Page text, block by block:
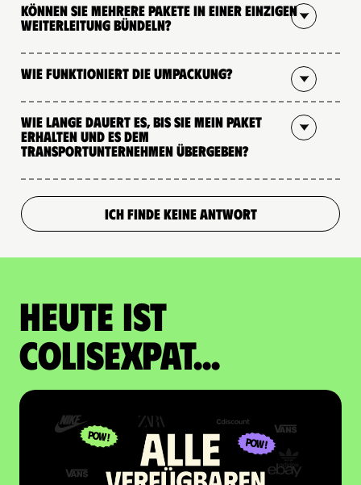
Können Sie mehrere Pakete in einer einzigen
Weiterleitung bündeln?
Wie funktioniert die Umpackung?
Wie lange dauert es, bis Sie mein Paket
erhalten und es dem
Transportunternehmen übergeben?
ICH FINDE KEINE ANTWORT
Heute ist
Colisexpat...